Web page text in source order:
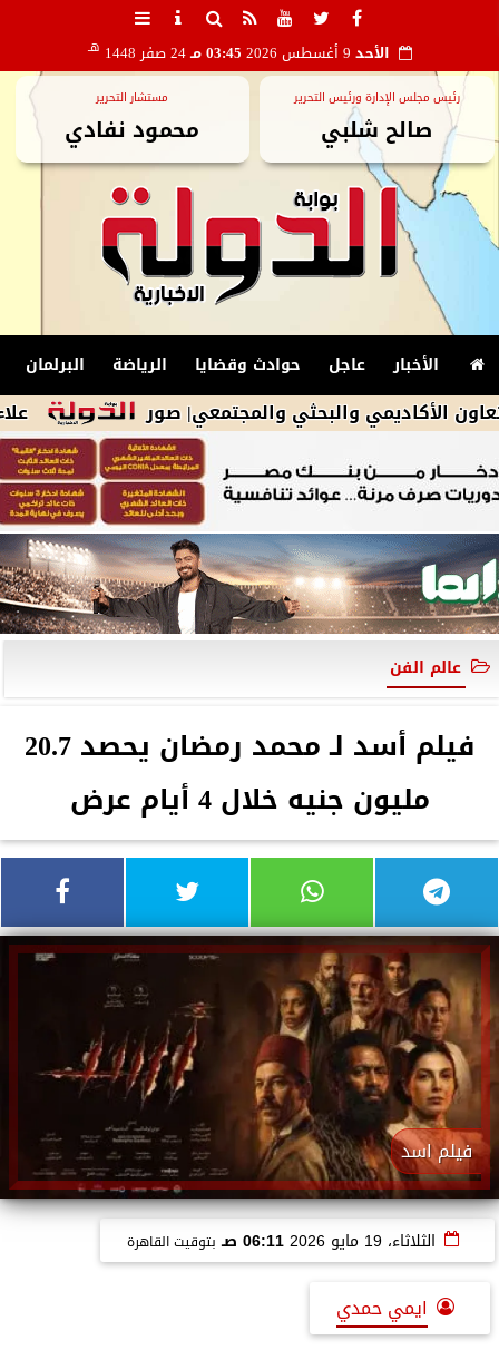
الأحد 03:45 مـ 24 صفر 1448 هـ
رئيس مجلس الإدارة ورئيس التحرير
صالح شلبي
مستشار التحرير
محمود نفادي
الأخبار عاجل حوادث وقضايا الرياضة البرلمان
علاء فاروق: يعلن والبحثي والمجتمعي| صور
عالم الفن
فيلم أسد لـ محمد رمضان يحصد 20.7
مليون جنيه خلال 4 أيام عرض
فيلم اسد
الثلاثاء، 19 مايو 2026 06:11 صـ بتوقيت القاهرة
ايمي حمدي